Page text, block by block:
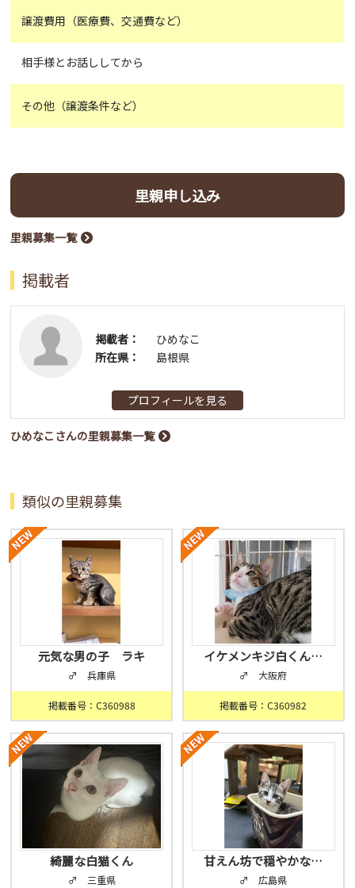
譲渡費用（医療費、交通費など）
相手様とお話ししてから
その他（譲渡条件など）
里親申し込み
里親募集一覧
掲載者
掲載者：
ひめなこ
所在県：
島根県
プロフィールを見る
ひめなこさんの里親募集一覧
類似の里親募集
元気な男の子 ラキ
♂ 兵庫県
掲載番号：C360988
イケメンキジ白くん…
♂ 大阪府
掲載番号：C360982
綺麗な白猫くん
♂ 三重県
甘えん坊で穏やかな…
♂ 広島県